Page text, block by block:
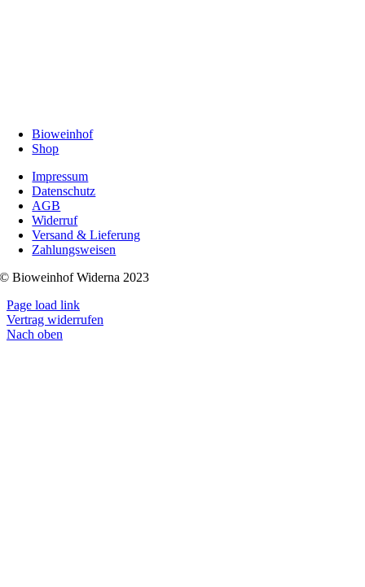
Bioweinhof
Shop
Impressum
Datenschutz
AGB
Widerruf
Versand & Lieferung
Zahlungsweisen
© Bioweinhof Widerna 2023
Page load link
Vertrag widerrufen
Nach oben